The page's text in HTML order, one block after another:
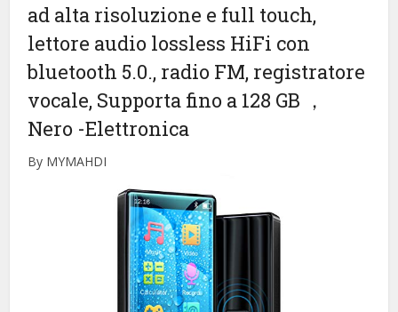
ad alta risoluzione e full touch,
lettore audio lossless HiFi con
bluetooth 5.0., radio FM, registratore
vocale, Supporta fino a 128 GB ，
Nero -Elettronica
By MYMAHDI